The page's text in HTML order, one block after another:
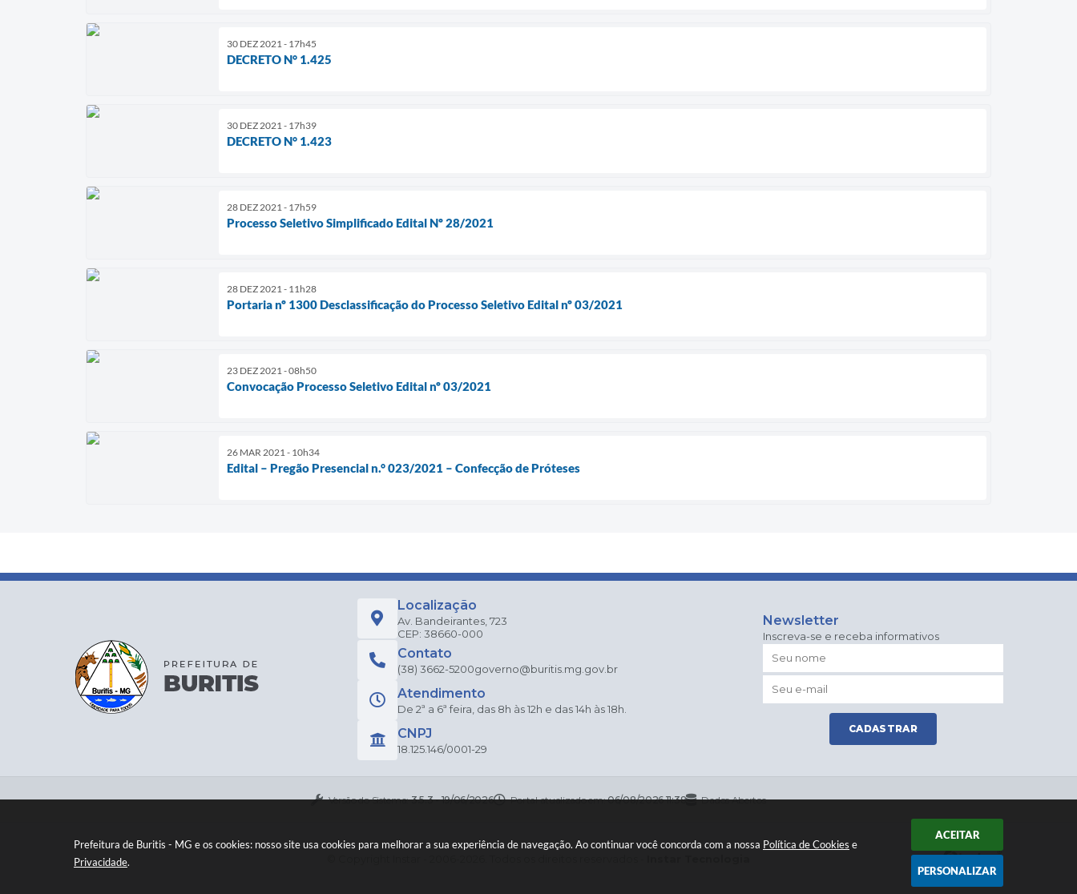
Prefeitura de Buritis - MG e os cookies: nosso site usa cookies para melhorar a sua experiência de navegação. Ao continuar você concorda com a nossa Política de Cookies e
Privacidade.
ACEITAR
PERSONALIZAR
30 DEZ 2021 - 17h45
DECRETO N° 1.425
30 DEZ 2021 - 17h39
DECRETO N° 1.423
28 DEZ 2021 - 17h59
Processo Seletivo Simplificado Edital Nº 28/2021
28 DEZ 2021 - 11h28
Portaria nº 1300 Desclassificação do Processo Seletivo Edital nº 03/2021
23 DEZ 2021 - 08h50
Convocação Processo Seletivo Edital nº 03/2021
26 MAR 2021 - 10h34
Edital – Pregão Presencial n.° 023/2021 – Confecção de Próteses
Localização
Av. Bandeirantes, 723
CEP: 38660-000
Contato
(38) 3662-5200governo@buritis.mg.gov.br
Atendimento
De 2ª a 6ª feira, das 8h às 12h e das 14h às 18h.
CNPJ
18.125.146/0001-29
Newsletter
Inscreva-se e receba informativos
CADASTRAR
Versão do Sistema:3.5.3 - 19/06/2026 Portal atualizado em:06/08/2026 11:38 Dados Abertos